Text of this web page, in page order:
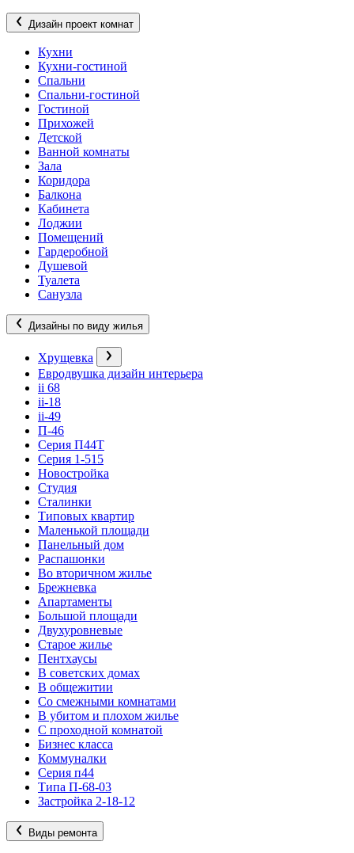
Дизайн проект комнат
Кухни
Кухни-гостиной
Спальни
Спальни-гостиной
Гостиной
Прихожей
Детской
Ванной комнаты
Зала
Коридора
Балкона
Кабинета
Лоджии
Помещений
Гардеробной
Душевой
Туалета
Санузла
Дизайны по виду жилья
Хрущевка
Евродвушка дизайн интерьера
ii 68
ii-18
ii-49
П-46
Серия П44Т
Серия 1-515
Новостройка
Студия
Сталинки
Типовых квартир
Маленькой площади
Панельный дом
Распашонки
Во вторичном жилье
Брежневка
Апартаменты
Большой площади
Двухуровневые
Старое жилье
Пентхаусы
В советских домах
В общежитии
Со смежными комнатами
В убитом и плохом жилье
С проходной комнатой
Бизнес класса
Коммуналки
Серия п44
Типа П-68-03
Застройка 2-18-12
Виды ремонта